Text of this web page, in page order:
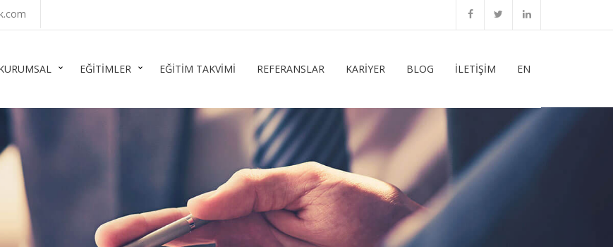
EĞİTİMLER EĞİTİM TAKVİMİ REFERANSLAR KARİYER BLOG İLETİŞİM EN